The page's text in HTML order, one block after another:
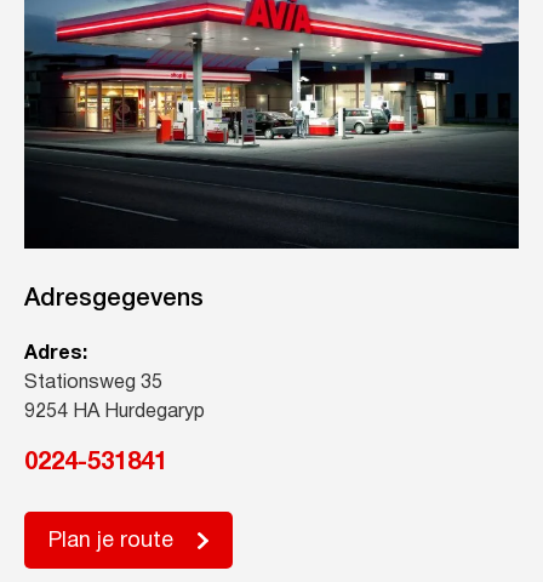
Adresgegevens
Adres:
Stationsweg 35
9254 HA Hurdegaryp
0224-531841
Plan je route